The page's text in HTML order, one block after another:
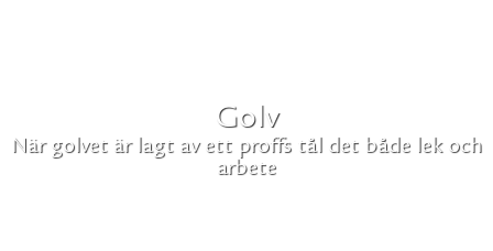
Golv
När golvet är lagt av ett proffs tål det både lek och
arbete